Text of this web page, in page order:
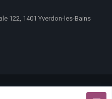
122, 1401 Yverdon-les-Bains